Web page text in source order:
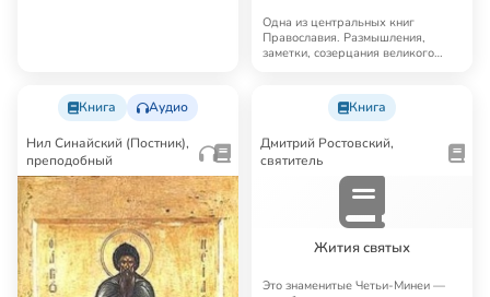
Одна из центральных книг
Православия. Размышления,
заметки, созерцания великого
Книга Аудио
Нил Синайский (Постник),
преподобный
Книга
Дмитрий Ростовский,
святитель
Жития святых
Это знаменитые Четьи-Минеи —